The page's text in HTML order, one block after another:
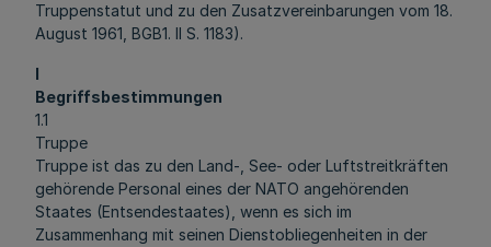
Truppenstatut und zu den Zusatzvereinbarungen vom 18.
August 1961, BGB1. II S. 1183).
l
Begriffsbestimmungen
1.1
Truppe
Truppe ist das zu den Land-, See- oder Luftstreitkräften
gehörende Personal eines der NATO angehörenden
Staates (Entsendestaates), wenn es sich im
Zusammenhang mit seinen Dienstobliegenheiten in der